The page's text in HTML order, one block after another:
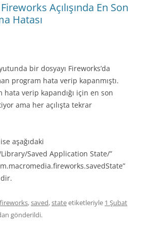
Açılışında En Son
Hatası
bir dosyayı Fireworks’da
program hata verip kapanmıştı.
verip kapandığı için en son
ama her açılışta tekrar
aşağıdaki
Saved Application State/”
,saved,stateetiketleriyle 1 Şubat
gönderildi.